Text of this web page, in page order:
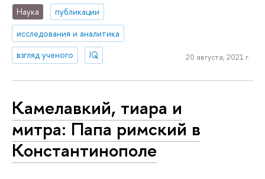
Наука
публикации
исследования и аналитика
взгляд ученого
IQ 20 августа, 2021 г.
Камелавкий, тиара и
митра: Папа римский в
Константинополе